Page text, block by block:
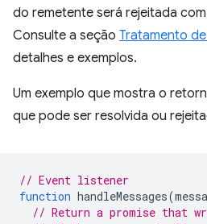
do remetente será rejeitada
Consulte a seção Tratamento
detalhes e exemplos.
Um exemplo que mostra o
que pode ser resolvida ou
// Event listener
function handleMessages(
// Return a promise that